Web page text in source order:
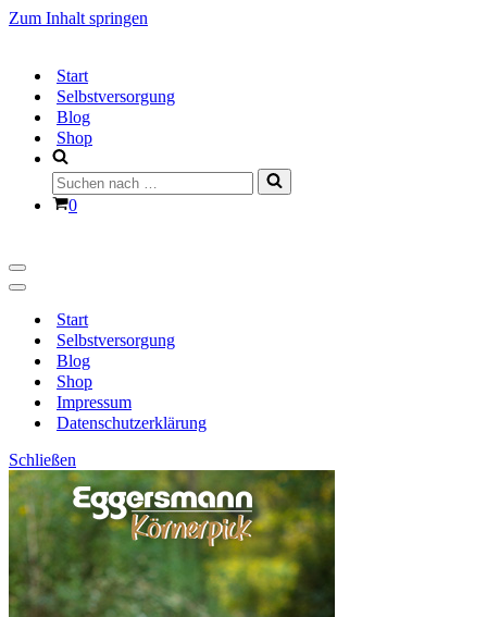
Zum Inhalt springen
Start
Selbstversorgung
Blog
Shop
Suchen
nach …
Warenkorb
0
Navigationsmenü
Navigationsmenü
Start
Selbstversorgung
Blog
Shop
Impressum
Datenschutzerklärung
Schließen